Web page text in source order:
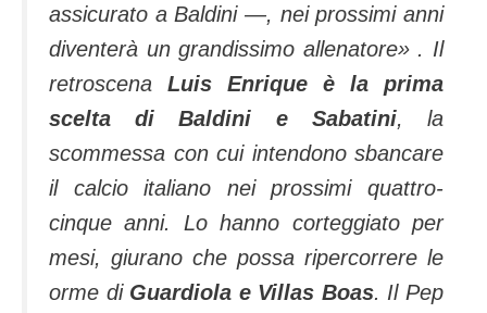
assicurato a Baldini —, nei prossimi anni
diventerà un grandissimo allenatore» . Il
retroscena Luis Enrique è la prima
scelta di Baldini e Sabatini, la
scommessa con cui intendono sbancare
il calcio italiano nei prossimi quattro-
cinque anni. Lo hanno corteggiato per
mesi, giurano che possa ripercorrere le
orme di Guardiola e Villas Boas. Il Pep